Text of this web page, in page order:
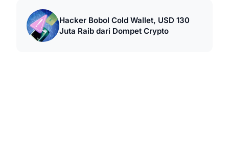
Hacker Bobol Cold Wallet, USD 130
Juta Raib dari Dompet Crypto